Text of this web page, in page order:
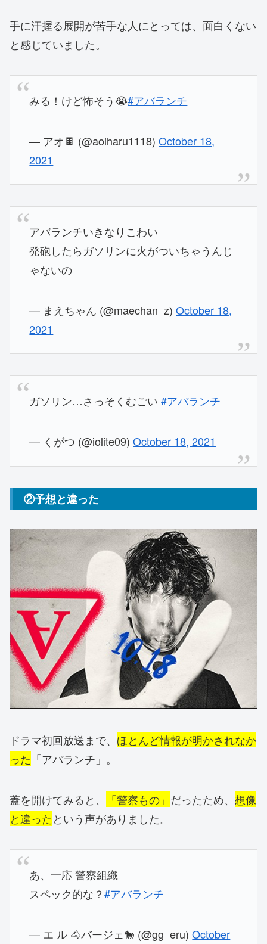
手に汗握る展開が苦手な人にとっては、面白くない
と感じていました。
みる！けど怖そう😭#アバランチ
— アオ🍫 (@aoiharu1118)October 18,
2021
アバランチいきなりこわい
発砲したらガソリンに火がついちゃうんじ
ゃないの
— まえちゃん (@maechan_z)October 18,
2021
ガソリン…さっそくむごい#アバランチ
— くがつ (@iolite09)October 18, 2021
②予想と違った
ドラマ初回放送まで、 ほとんど情報が明かされなか
った 「アバランチ」。
蓋を開けてみると、 「警察もの」 だったため、 想像
と違ったという声がありました。
あ、一応 警察組織
スペック的な？#アバランチ
— エ ル 🐴バージェ🐎 (@gg_eru)October